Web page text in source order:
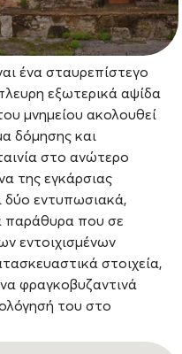
ένα σταυρεπίστεγο
εξωτερικά αψίδα
μνημείου ακολουθεί
δόμησης και
στο ανώτερο
της εγκάρσιας
δύο εντυπωσιακά,
παράθυρα που σε
εντοιχισμένων
στοιχεία,
φραγκοβυζαντινά
του στο